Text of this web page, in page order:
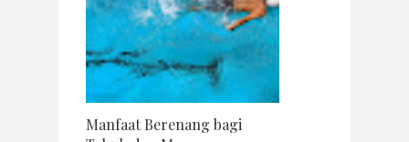
Manfaat Berenang bagi